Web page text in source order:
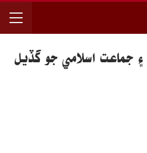
جماعت اسلامي جو گڏيل